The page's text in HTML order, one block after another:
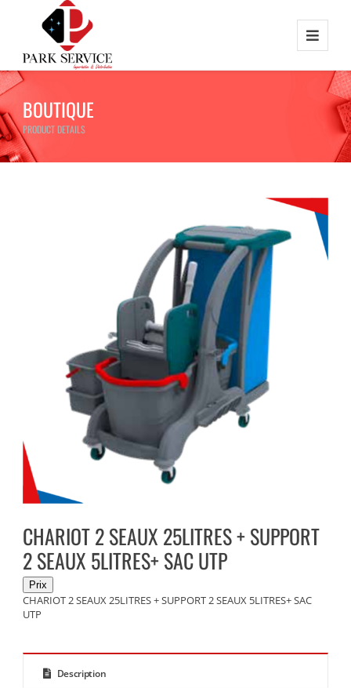
BOUTIQUE
PRODUCT DETAILS
CHARIOT 2 SEAUX 25LITRES + SUPPORT
2 SEAUX 5LITRES+ SAC UTP
CHARIOT 2 SEAUX 25LITRES + SUPPORT 2 SEAUX 5LITRES+ SAC
UTP
Description